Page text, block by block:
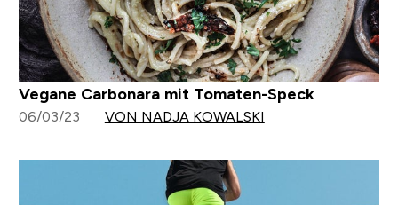
Vegane Carbonara mit Tomaten-Speck
06/03/23 VON NADJA KOWALSKI